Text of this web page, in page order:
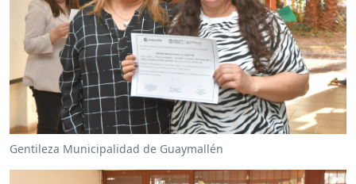
Gentileza Municipalidad de Guaymallén